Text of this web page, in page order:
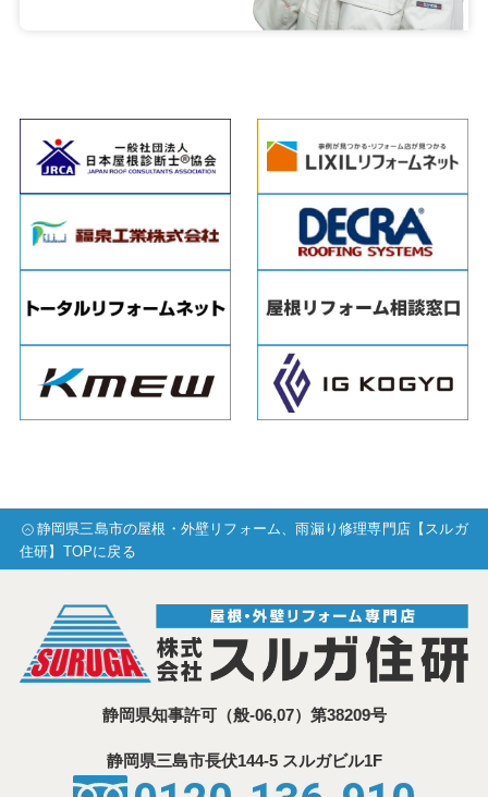
静岡県三島市の屋根・外壁リフォーム、雨漏り修理専門店【スルガ
住研】TOPに戻る
静岡県知事許可（般-06,07）第38209号
静岡県三島市⾧伏144-5 スルガビル1F